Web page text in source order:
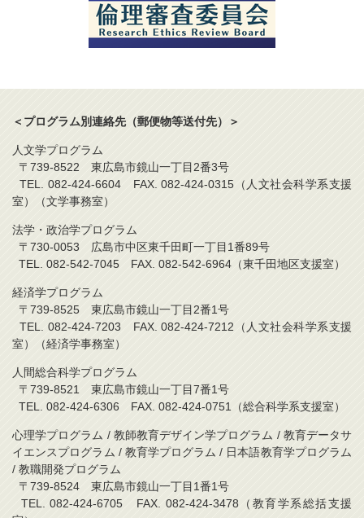
＜プログラム別連絡先（郵便物等送付先）＞
人文学プログラム
〒739-8522 東広島市鏡山一丁目2番3号
TEL. 082-424-6604 FAX. 082-424-0315（人文社会科学系支援
室）（文学事務室）
法学・政治学プログラム
〒730-0053 広島市中区東千田町一丁目1番89号
TEL. 082-542-7045 FAX. 082-542-6964（東千田地区支援室）
経済学プログラム
〒739-8525 東広島市鏡山一丁目2番1号
TEL. 082-424-7203 FAX. 082-424-7212（人文社会科学系支援
室）（経済学事務室）
人間総合科学プログラム
〒739-8521 東広島市鏡山一丁目7番1号
TEL. 082-424-6306 FAX. 082-424-0751（総合科学系支援室）
心理学プログラム / 教師教育デザイン学プログラム / 教育データサ
イエンスプログラム / 教育学プログラム / 日本語教育学プログラム
/ 教職開発プログラム
〒739-8524 東広島市鏡山一丁目1番1号
TEL. 082-424-6705 FAX. 082-424-3478（教育学系総括支援